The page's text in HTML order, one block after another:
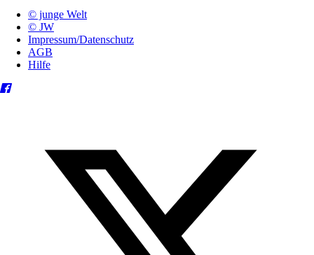
© junge Welt
© JW
Impressum/Datenschutz
AGB
Hilfe